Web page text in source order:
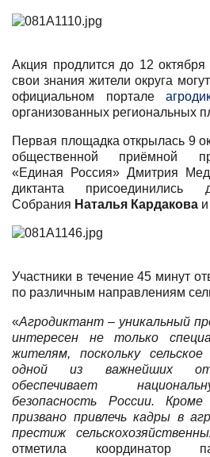
Акция продлится до 12
свои знания жители округа
официальном портале
организованных региональных
Первая площадка открылась 9
общественной приёмной
«Единая Россия» Дмитрия
диктанта присоединились
Собрания Наталья Кардакова и
Участники в течение 45 минут
по различным направлениям
«Агродиктант – уникальный
интересен не только
жителям, поскольку сельское
одной из важнейших
обеспечивает
безопасность России.
призвано привлечь кадры в
престиж
отметила координатор